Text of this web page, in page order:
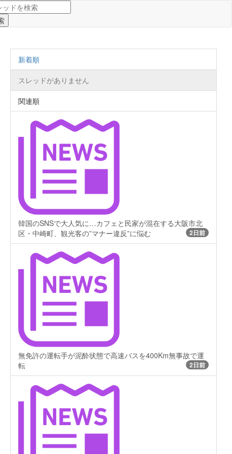
新着順
スレッドがありません
関連順
韓国のSNSで大人気に…カフェと民家が混在する大阪市北
区・中崎町、観光客の”マナー違反”に悩む
2日前
無免許の運転手が泥酔状態で高速バスを400Km無事故で運
転
2日前